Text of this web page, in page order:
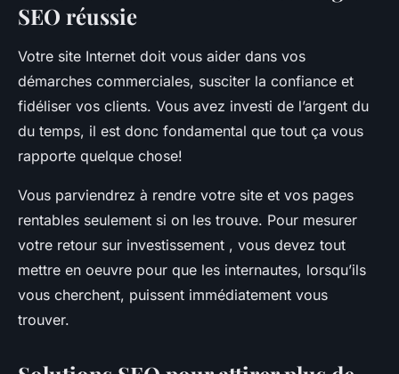
SEO réussie
Votre site Internet doit vous aider dans vos
démarches commerciales, susciter la confiance et
fidéliser vos clients. Vous avez investi de l’argent du
du temps, il est donc fondamental que tout ça vous
rapporte quelque chose!
Vous parviendrez à rendre votre site et vos pages
rentables seulement si on les trouve. Pour mesurer
votre retour sur investissement , vous devez tout
mettre en oeuvre pour que les internautes, lorsqu’ils
vous cherchent, puissent immédiatement vous
trouver.